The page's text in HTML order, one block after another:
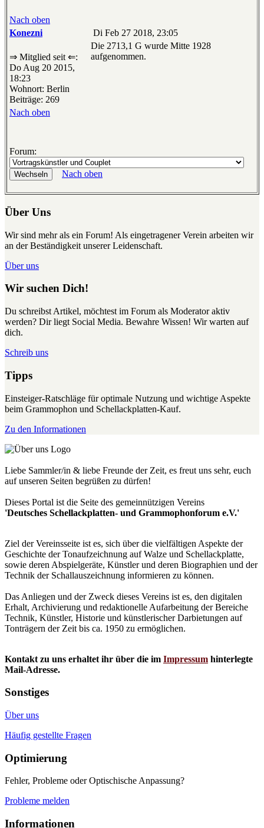
Nach oben
Konezni
Di Feb 27 2018, 23:05
⇒ Mitglied seit ⇐:
Do Aug 20 2015,
18:23
Wohnort: Berlin
Beiträge: 269
Die 2713,1 G wurde Mitte 1928
aufgenommen.
Nach oben
Forum:
Nach oben
Über Uns
Wir sind mehr als ein Forum! Als eingetragener Verein arbeiten wir
an der Beständigkeit unserer Leidenschaft.
Über uns
Wir suchen Dich!
Du schreibst Artikel, möchtest im Forum als Moderator aktiv
werden? Dir liegt Social Media. Bewahre Wissen! Wir warten auf
dich.
Schreib uns
Tipps
Einsteiger-Ratschläge für optimale Nutzung und wichtige Aspekte
beim Grammophon und Schellackplatten-Kauf.
Zu den Informationen
Liebe Sammler/in & liebe Freunde der Zeit, es freut uns sehr, euch
auf unseren Seiten begrüßen zu dürfen!
Dieses Portal ist die Seite des gemeinnützigen Vereins
'Deutsches Schellackplatten- und Grammophonforum e.V.'
Ziel der Vereinsseite ist es, sich über die vielfältigen Aspekte der
Geschichte der Tonaufzeichnung auf Walze und Schellackplatte,
sowie deren Abspielgeräte, Künstler und deren Biographien und der
Technik der Schallauszeichnung informieren zu können.
Das Anliegen und der Zweck dieses Vereins ist es, den digitalen
Erhalt, Archivierung und redaktionelle Aufarbeitung der Bereiche
Technik, Künstler, Historie und künstlerischer Darbietungen auf
Tonträgern der Zeit bis ca. 1950 zu ermöglichen.
Kontakt zu uns erhaltet ihr über die im Impressum hinterlegte
Mail-Adresse.
Sonstiges
Über uns
Häufig gestellte Fragen
Optimierung
Fehler, Probleme oder Optischische Anpassung?
Probleme melden
Informationen